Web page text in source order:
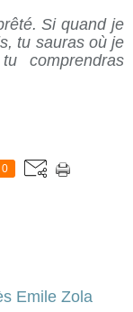
Si quand je
tu sauras où je
comprendras
0